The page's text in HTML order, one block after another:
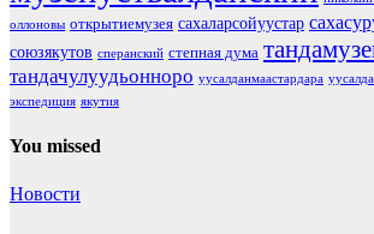
оллоновы открытиемузея сахаларсойуустар
союзякутов сперанский степная дума
тандачулуудьонноро уусалданмаастардара
экспедиция якутия
You missed
Новости